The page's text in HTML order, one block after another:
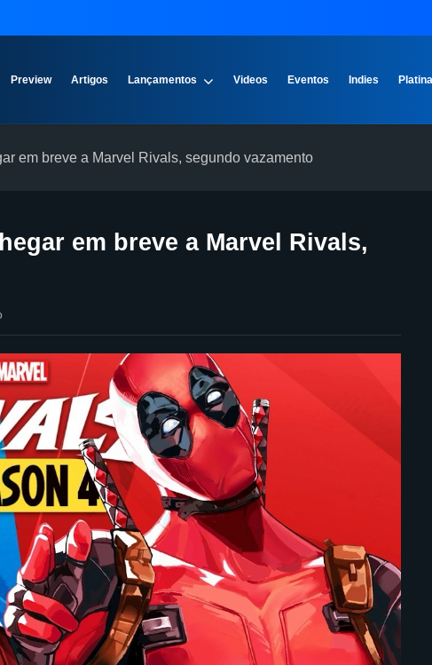
Preview Artigos Lançamentos Videos Eventos Indies
em breve a Marvel Rivals, segundo vazamento
em breve a Marvel Rivals,